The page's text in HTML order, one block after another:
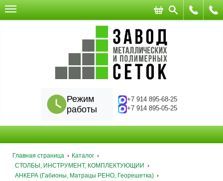
+7 914 895-68-25
+7 914 895-05-25
Режим
работы
Главная страница
Каталог
СТОЛБЫ, ИНСТРУМЕНТ, КОМПЛЕКТУЮЩИИ
АНКЕРА (Габионы, Матрацы РЕНО, Георешетка)